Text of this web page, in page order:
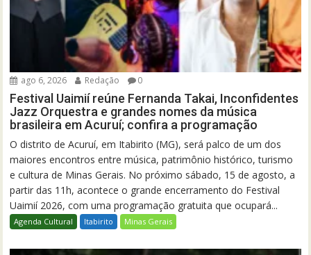
ago 6, 2026 Redação 0
Festival Uaimií reúne Fernanda Takai, Inconfidentes
Jazz Orquestra e grandes nomes da música
brasileira em Acuruí; confira a programação
O distrito de Acuruí, em Itabirito (MG), será palco de um dos
maiores encontros entre música, patrimônio histórico, turismo
e cultura de Minas Gerais. No próximo sábado, 15 de agosto, a
partir das 11h, acontece o grande encerramento do Festival
Uaimií 2026, com uma programação gratuita que ocupará...
Agenda Cultural Itabirito Minas Gerais